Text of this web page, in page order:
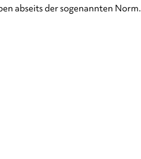
abseits der sogenannten Norm.